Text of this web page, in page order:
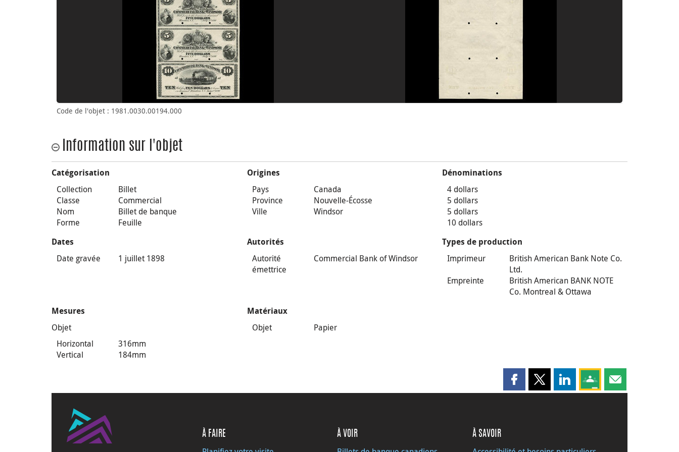
Code de l'objet : 1981.0030.00194.000
Information sur l'objet
Catégorisation
Collection
Billet
Classe
Commercial
Nom
Billet de banque
Forme
Feuille
Origines
Pays
Canada
Province
Nouvelle-Écosse
Ville
Windsor
Dénominations
4 dollars
5 dollars
5 dollars
10 dollars
Dates
Date gravée 1 juillet 1898
Autorités
Autorité
émettrice
Commercial Bank of Windsor
Types de production
Imprimeur
British American Bank Note Co.
Ltd.
Empreinte
British American BANK NOTE
Co. Montreal & Ottawa
Mesures
Objet
Horizontal
316mm
Vertical
184mm
Matériaux
Objet Papier
Partager cette page sur Facebook
Partager cette page sur X
Partager cette page sur
Partagez cette page sur
Partager cette
À FAIRE À VOIR À SAVOIR